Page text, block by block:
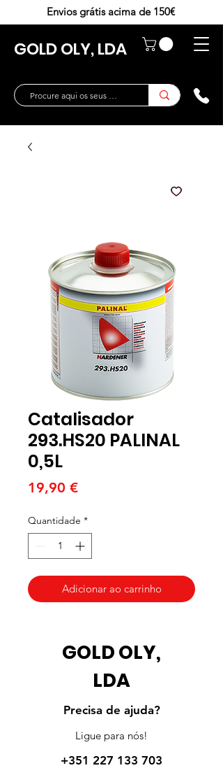
GOLD OLY, LDA
Envios grátis acima de 150€
Catalisador
293.HS20 PALINAL
0,5L
19,90 €Preço
Quantidade *
Adicionar ao carrinho
GOLD OLY,
LDA
Precisa de ajuda?
Ligue para nós!
+351 227 133 703